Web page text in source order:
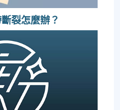
裂怎麼辦？